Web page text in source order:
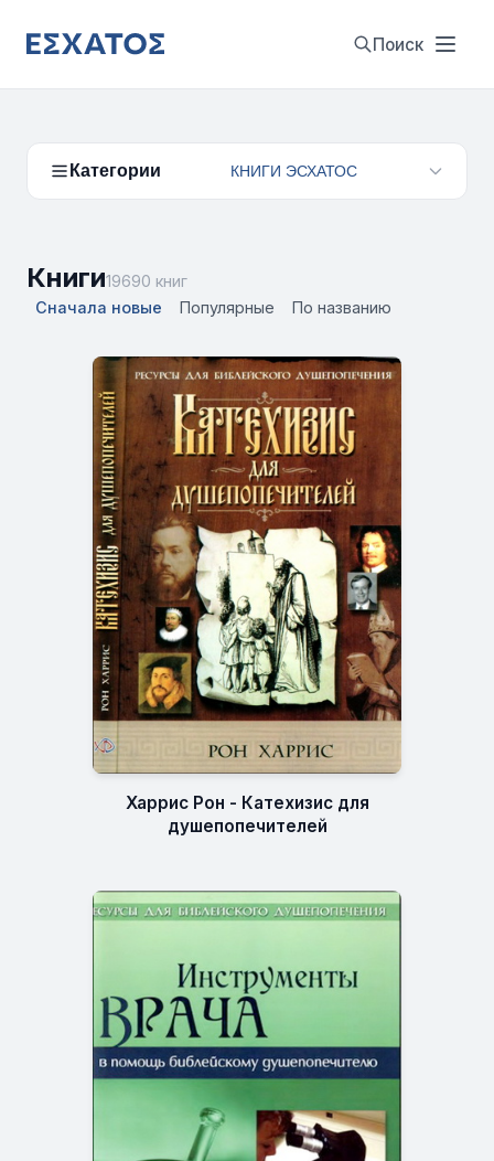
Поиск
Категории КНИГИ ЭСХАТОС
Книги19690 книг
Сначала новые
Популярные По названию
Харрис Рон - Катехизис для
душепопечителей